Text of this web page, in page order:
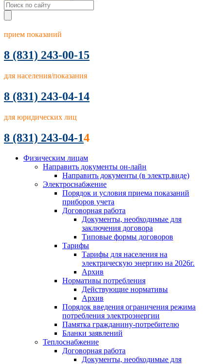
прием показаний
8 (831) 243-00-15
для населения/показания
8 (831) 243-04-14
для юридических лиц
8 (831) 243-04-14
Физическим лицам
Направить документы он-лайн
Направить документы (в электр.виде)
Электроснабжение
Порядок и условия приема показаний
приборов учета
Договорная работа
Документы, необходимые для
заключения договора
Типовые формы договоров
Тарифы
Тарифы для населения на
электрическую энергию на 2026г.
Архив
Нормативы потребления
Действующие нормативы
Архив
Порядок введения ограничения режима
потребления электроэнергии
Памятка гражданину-потребителю
Бланки заявлений
Теплоснабжение
Договорная работа
Документы, необходимые для